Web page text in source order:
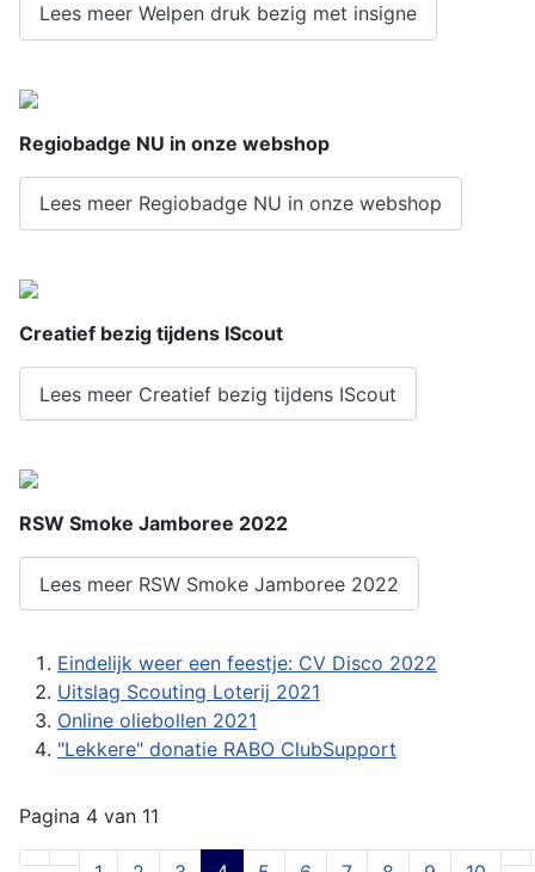
Lees meer Welpen druk bezig met insigne
Regiobadge NU in onze webshop
Lees meer Regiobadge NU in onze webshop
Creatief bezig tijdens IScout
Lees meer Creatief bezig tijdens IScout
RSW Smoke Jamboree 2022
Lees meer RSW Smoke Jamboree 2022
Eindelijk weer een feestje: CV Disco 2022
Uitslag Scouting Loterij 2021
Online oliebollen 2021
"Lekkere" donatie RABO ClubSupport
Pagina 4 van 11